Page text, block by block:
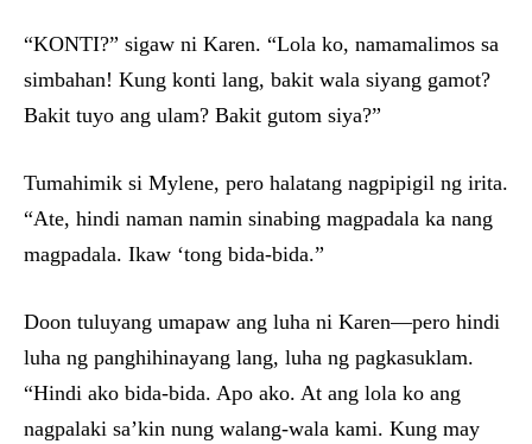
“KONTI?” sigaw ni Karen. “Lola ko, namamalimos sa
simbahan! Kung konti lang, bakit wala siyang gamot?
Bakit tuyo ang ulam? Bakit gutom siya?”
Tumahimik si Mylene, pero halatang nagpipigil ng irita.
“Ate, hindi naman namin sinabing magpadala ka nang
magpadala. Ikaw ‘tong bida-bida.”
Doon tuluyang umapaw ang luha ni Karen—pero hindi
luha ng panghihinayang lang, luha ng pagkasuklam.
“Hindi ako bida-bida. Apo ako. At ang lola ko ang
nagpalaki sa’kin nung walang-wala kami. Kung may